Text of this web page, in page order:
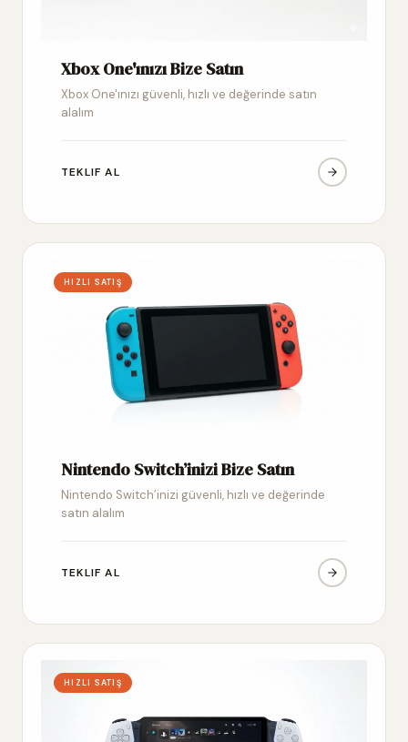
Xbox One'ınızı Bize Satın
Xbox One'ınızı güvenli, hızlı ve değerinde satın
alalım
TEKLIF AL
HIZLI SATIŞ
Nintendo Switch’inizi Bize Satın
Nintendo Switch’inizi güvenli, hızlı ve değerinde
satın alalım
TEKLIF AL
HIZLI SATIŞ